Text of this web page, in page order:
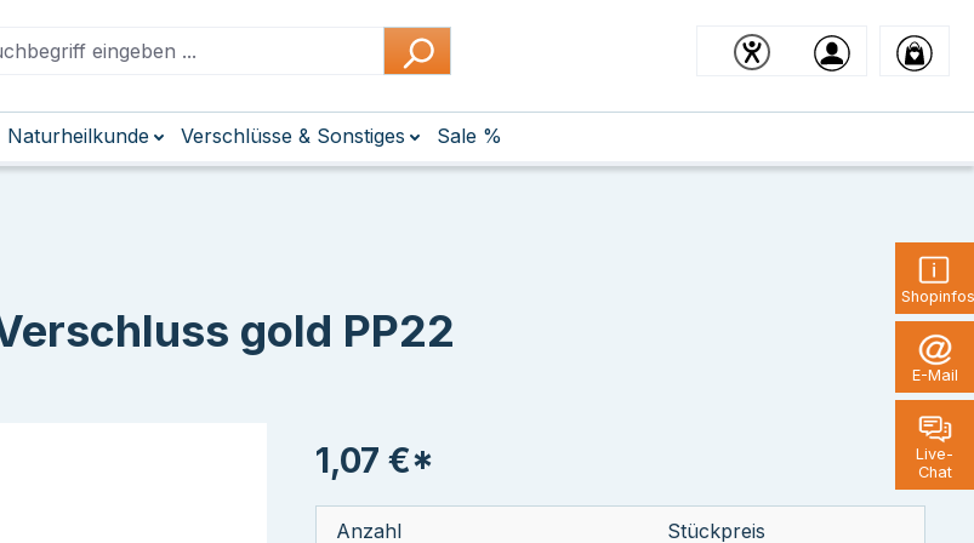
E-Mail
Live-
Chat
Naturheilkunde Verschlüsse & Sonstiges Sale %
gold PP22
1,07 €*
Anzahl Stückpreis